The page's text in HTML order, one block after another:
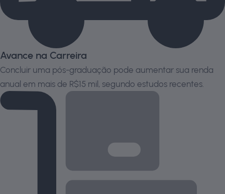
Avance na Carreira
Concluir uma pós-graduação pode aumentar sua renda
anual em mais de R$15 mil, segundo estudos recentes.